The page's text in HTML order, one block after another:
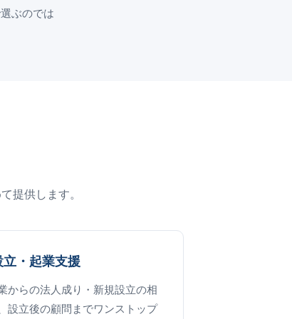
ぶのでは
提供します。
立・起業支援
からの法人成り・新規設立の相
設立後の顧問までワンストップ